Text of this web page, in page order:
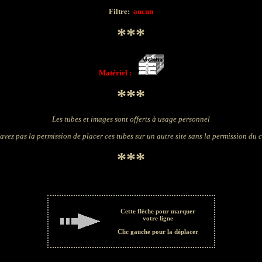
Filtre: aucun
***
Matériel :
***
Les tubes et images sont offerts à usage personnel
pas la permission de placer ces tubes sur un autre site sans la permission du
***
Cette flèche pour marquer
votre ligne
Clic gauche pour la déplacer